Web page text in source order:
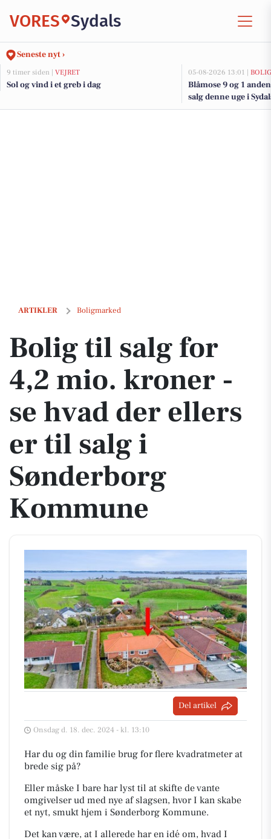
VORES Sydals
Seneste nyt ›
9 timer siden | VEJRET
Sol og vind i et greb i dag
05-08-2026 13:01 |
Blåmose 9 og 1
salg denne uge i
ARTIKLER Boligmarked
Bolig til salg for 4,2 mio. kroner - se hvad der ellers er til salg i
Bolig til salg for
4,2 mio. kroner -
se hvad der ellers
er til salg i
Sønderborg
Kommune
Del artikel
Onsdag d. 18. dec. 2024 - kl. 13:10
Har du og din familie brug for flere kvadratmeter at
brede sig på?
Eller måske I bare har lyst til at skifte de vante
omgivelser ud med nye af slagsen, hvor I kan skabe
et nyt, smukt hjem i Sønderborg Kommune.
Det kan være, at I allerede har en idé om, hvad I